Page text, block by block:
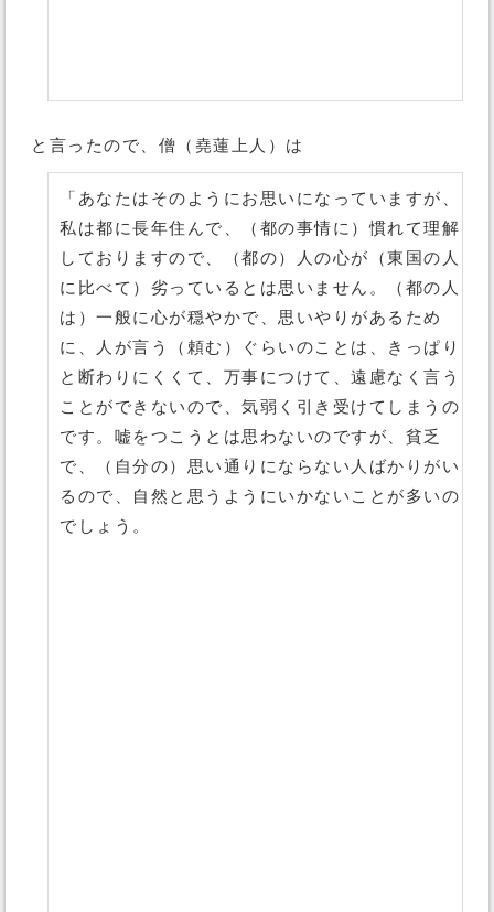
と言ったので、僧（堯蓮上人）は
「あなたはそのようにお思いになっていますが、
私は都に長年住んで、（都の事情に）慣れて理解
しておりますので、（都の）人の心が（東国の人
に比べて）劣っているとは思いません。（都の人
は）一般に心が穏やかで、思いやりがあるため
に、人が言う（頼む）ぐらいのことは、きっぱり
と断わりにくくて、万事につけて、遠慮なく言う
ことができないので、気弱く引き受けてしまうの
です。嘘をつこうとは思わないのですが、貧乏
で、（自分の）思い通りにならない人ばかりがい
るので、自然と思うようにいかないことが多いの
でしょう。